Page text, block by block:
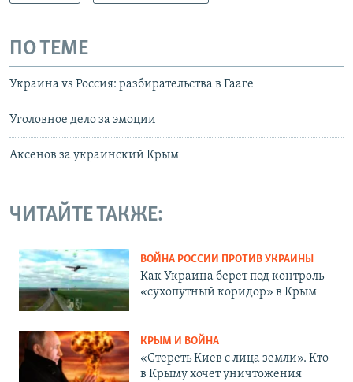
ПО ТЕМЕ
Украина vs Россия: разбирательства в Гааге
Уголовное дело за эмоции
Аксенов за украинский Крым
ЧИТАЙТЕ ТАКЖЕ:
ВОЙНА РОССИИ ПРОТИВ УКРАИНЫ
Как Украина берет под контроль
«сухопутный коридор» в Крым
КРЫМ И ВОЙНА
«Стереть Киев с лица земли». Кто
в Крыму хочет уничтожения